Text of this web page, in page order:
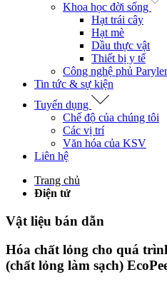
Khoa học đời sống
Hạt trái cây
Hạt mè
Dầu thực vật
Thiết bị y tế
Công nghệ phủ
Tin tức & sự kiện
Tuyển dụng
Chế độ của chúng tôi
Các vị trí
Văn hóa của KSV
Liên hệ
Trang chủ
Điện tử
Vật liệu bán dẫn
Hóa chất lỏng cho quá
(chất lỏng làm sạch)